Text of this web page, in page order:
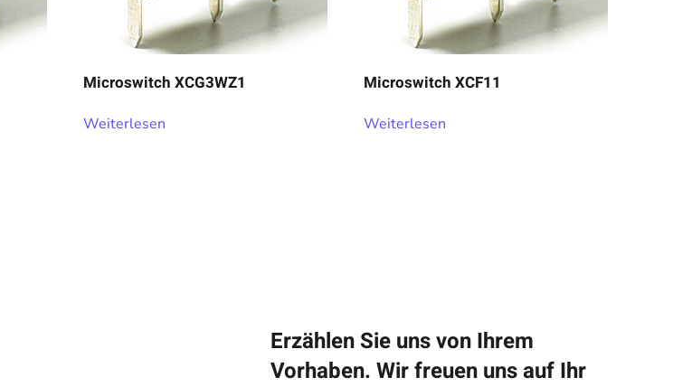
Microswitch XCG3WZ1
Weiterlesen
Microswitch XCF11
Weiterlesen
Erzählen Sie uns von Ihrem
Vorhaben. Wir freuen uns auf Ihr